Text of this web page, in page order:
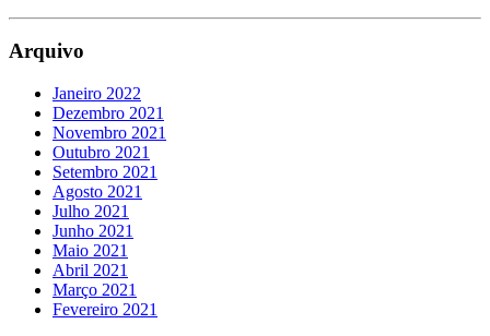
Arquivo
Janeiro 2022
Dezembro 2021
Novembro 2021
Outubro 2021
Setembro 2021
Agosto 2021
Julho 2021
Junho 2021
Maio 2021
Abril 2021
Março 2021
Fevereiro 2021